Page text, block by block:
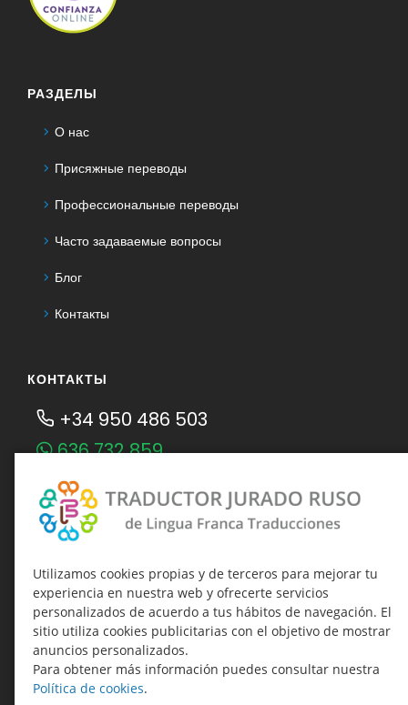
Utilizamos cookies propias y de terceros para mejorar tu
experiencia en nuestra web y ofrecerte servicios
personalizados de acuerdo a tus hábitos de navegación. El
sitio utiliza cookies publicitarias con el objetivo de mostrar
anuncios personalizados.
Para obtener más información puedes consultar nuestra
Política de cookies.
РАЗДЕЛЫ
О нас
Присяжные переводы
Профессиональные переводы
Часто задаваемые вопросы
Блог
Контакты
КОНТАКТЫ
+34 950 486 503
636 732 859
Telegram Traductor Jurado Ruso
Telegram-канал о присяжных
переводах
traducciones@linguafranca.es
Время работы:
Пн.-Чт. 09:00–19:00
Пт. 09:00–17:00
НАШИ ОФИСЫ